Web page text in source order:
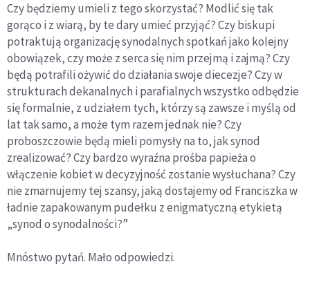
myśleniu o synodzie
Czy będziemy umieli z tego skorzystać? Modlić się tak
gorąco i z wiarą, by te dary umieć przyjąć? Czy biskupi
potraktują organizację synodalnych spotkań jako kolejny
obowiązek, czy może z serca się nim przejmą i zajmą? Czy
będą potrafili ożywić do działania swoje diecezje? Czy w
strukturach dekanalnych i parafialnych wszystko odbędzie
się formalnie, z udziałem tych, którzy są zawsze i myślą od
lat tak samo, a może tym razem jednak nie? Czy
proboszczowie będą mieli pomysły na to, jak synod
zrealizować? Czy bardzo wyraźna prośba papieża o
włączenie kobiet w decyzyjność zostanie wysłuchana? Czy
nie zmarnujemy tej szansy, jaką dostajemy od Franciszka w
ładnie zapakowanym pudełku z enigmatyczną etykietą
„synod o synodalności?”
Mnóstwo pytań. Mało odpowiedzi.